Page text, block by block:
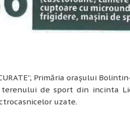
Primăria orașului
terenului de sport din incinta
uzate.